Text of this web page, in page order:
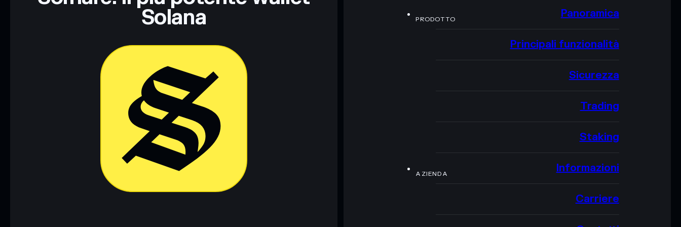
Solana PRODOTTO Panoramica
Principali funzionalità
Sicurezza
Trading
Staking
AZIENDA Informazioni
Carriere